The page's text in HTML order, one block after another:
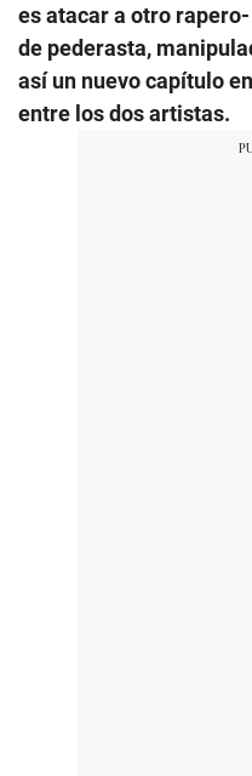
es atacar a otro
de pederasta,
así un nuevo capítulo
entre los dos artistas.